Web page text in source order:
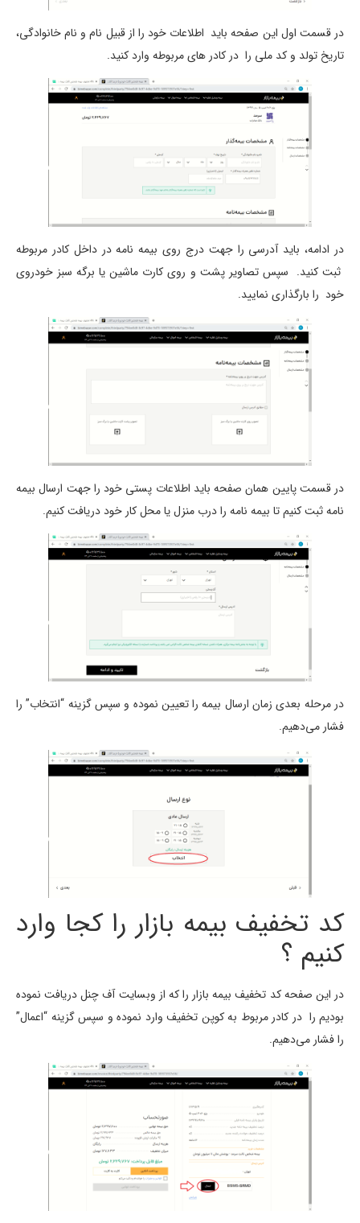
در قسمت اول این صفحه باید اطلاعات خود را از قبیل نام و نام خانوادگی،
تاریخ تولد و کد ملی را در کادر های مربوطه وارد کنید.
در ادامه، باید آدرسی را جهت درج روی بیمه نامه در داخل کادر مربوطه
ثبت کنید. سپس تصاویر پشت و روی کارت ماشین یا برگه سبز خودروی
خود را بارگذاری نمایید.
در قسمت پایین همان صفحه باید اطلاعات پستی خود را جهت ارسال بیمه
نامه ثبت کنیم تا بیمه نامه را درب منزل یا محل کار خود دریافت کنیم.
در مرحله بعدی زمان ارسال بیمه را تعیین نموده و سپس گزینه “انتخاب” را
فشار می‌دهیم.
کد تخفیف بیمه بازار را کجا وارد
کنیم ؟
در این صفحه کد تخفیف بیمه بازار را که از وبسایت آف چنل دریافت نموده
بودیم را در کادر مربوط به کوپن تخفیف وارد نموده و سپس گزینه “اعمال”
را فشار می‌دهیم.